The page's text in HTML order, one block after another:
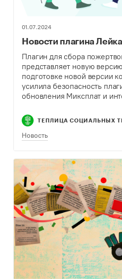
01.07.2024
Новости плагина
Плагин для сбора
представляет новую
подготовке новой версии
усилила безопасность
обновления Миксплат и
ошибок в Лейке На основе
WordPress Plugin Review…
ТЕПЛИЦА СОЦИАЛЬНЫХ
Новость